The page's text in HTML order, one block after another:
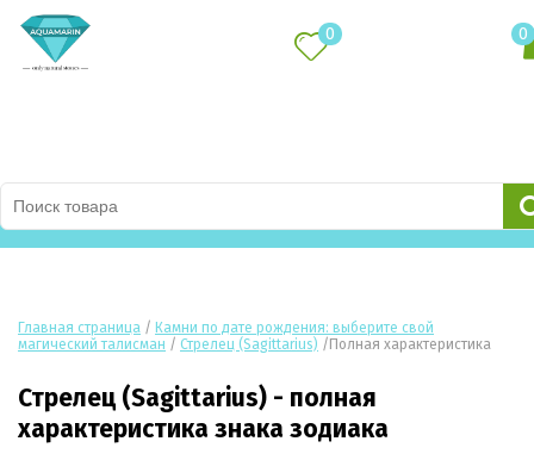
0 0
Каталог товаров
Главная страница / Камни по дате рождения: выберите свой
магический талисман / Стрелец (Sagittarius) / Полная характеристика
Стрелец (Sagittarius) - полная
характеристика знака зодиака